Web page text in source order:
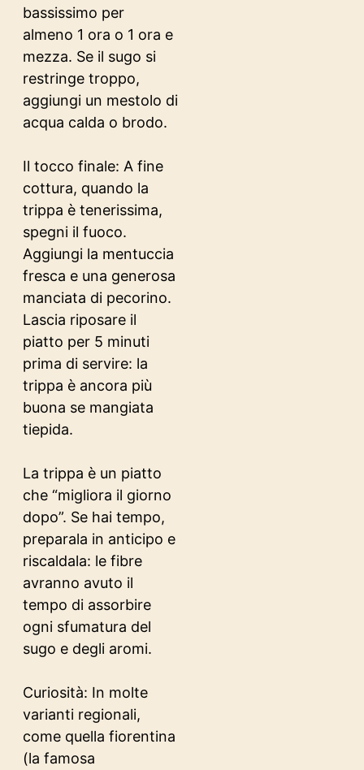
bassissimo per
almeno 1 ora o 1 ora e
mezza. Se il sugo si
restringe troppo,
aggiungi un mestolo di
acqua calda o brodo.
Il tocco finale: A fine
cottura, quando la
trippa è tenerissima,
spegni il fuoco.
Aggiungi la mentuccia
fresca e una generosa
manciata di pecorino.
Lascia riposare il
piatto per 5 minuti
prima di servire: la
trippa è ancora più
buona se mangiata
tiepida.
La trippa è un piatto
che “migliora il giorno
dopo”. Se hai tempo,
preparala in anticipo e
riscaldala: le fibre
avranno avuto il
tempo di assorbire
ogni sfumatura del
sugo e degli aromi.
Curiosità: In molte
varianti regionali,
come quella fiorentina
(la famosa